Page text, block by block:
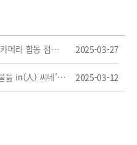
합동 점검 실시 2025-03-27
) 씨네’ 시즌4 운영 2025-03-12